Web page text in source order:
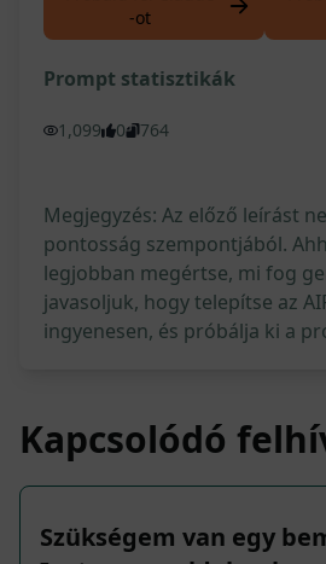
-ot
Prompt statisztikák
1,099 0 764
Megjegyzés: Az előző leírást
pontosság szempontjából.
legjobban megértse, mi fog
javasoljuk, hogy telepítse az
ingyenesen, és próbálja ki a
Kapcsolódó
Szükségem van egy